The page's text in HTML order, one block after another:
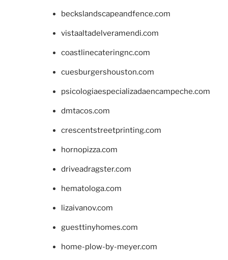
beckslandscapeandfence.com
vistaaltadelveramendi.com
coastlinecateringnc.com
cuesburgershouston.com
psicologiaespecializadaencampeche.com
dmtacos.com
crescentstreetprinting.com
hornopizza.com
driveadragster.com
hematologa.com
lizaivanov.com
guesttinyhomes.com
home-plow-by-meyer.com